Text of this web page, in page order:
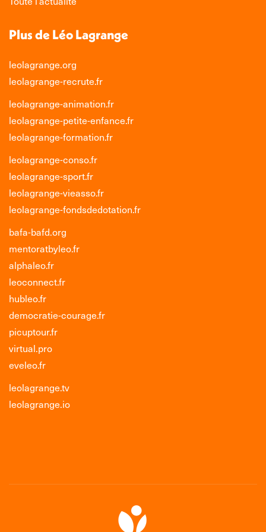
Plus de Léo Lagrange
leolagrange.org
leolagrange-recrute.fr
leolagrange-animation.fr
leolagrange-petite-enfance.fr
leolagrange-formation.fr
leolagrange-conso.fr
leolagrange-sport.fr
leolagrange-vieasso.fr
leolagrange-fondsdedotation.fr
bafa-bafd.org
mentoratbyleo.fr
alphaleo.fr
leoconnect.fr
hubleo.fr
democratie-courage.fr
picuptour.fr
virtual.pro
eveleo.fr
leolagrange.tv
leolagrange.io